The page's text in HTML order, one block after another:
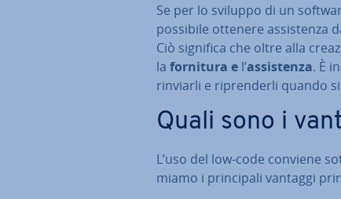
Se per lo sviluppo di un
possibile ottenere as­si­sten­za
Ciò significa che oltre alla
la fornitura e l’as­si­sten­za. È
rinviarli e ri­pren­der­li quando
Quali sono i
L’uso del low-code conviene
mia­mo i prin­ci­pa­li vantaggi